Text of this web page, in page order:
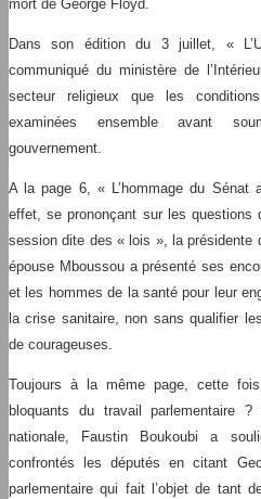
mort de George Floyd.
Dans son édition du 3 juillet, «
communiqué du ministère de
secteur religieux que les
examinées ensemble avant
gouvernement.
A la page 6, « L’hommage du
effet, se prononçant sur les questions
session dite des « lois », la présidente
épouse Mboussou a présenté ses
et les hommes de la santé pour leur
la crise sanitaire, non sans qualifier
de courageuses.
Toujours à la même page, cette
bloquants du travail parlementaire
nationale, Faustin Boukoubi a
confrontés les députés en citant
parlementaire qui fait l’objet de tant